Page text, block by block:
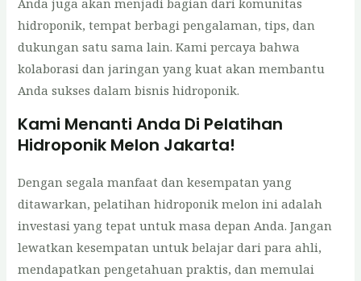
Anda juga akan menjadi bagian dari komunitas
hidroponik, tempat berbagi pengalaman, tips, dan
dukungan satu sama lain. Kami percaya bahwa
kolaborasi dan jaringan yang kuat akan membantu
Anda sukses dalam bisnis hidroponik.
Kami Menanti Anda Di Pelatihan
Hidroponik Melon Jakarta!
Dengan segala manfaat dan kesempatan yang
ditawarkan, pelatihan hidroponik melon ini adalah
investasi yang tepat untuk masa depan Anda. Jangan
lewatkan kesempatan untuk belajar dari para ahli,
mendapatkan pengetahuan praktis, dan memulai